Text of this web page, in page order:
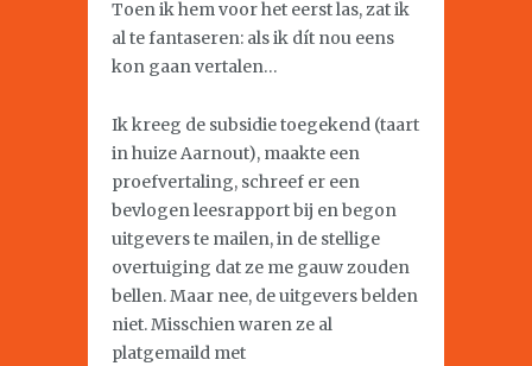
Toen ik hem voor het eerst las, zat ik
al te fantaseren: als ik dít nou eens
kon gaan vertalen…
Ik kreeg de subsidie toegekend (taart
in huize Aarnout), maakte een
proefvertaling, schreef er een
bevlogen leesrapport bij en begon
uitgevers te mailen, in de stellige
overtuiging dat ze me gauw zouden
bellen. Maar nee, de uitgevers belden
niet. Misschien waren ze al
platgemaild met